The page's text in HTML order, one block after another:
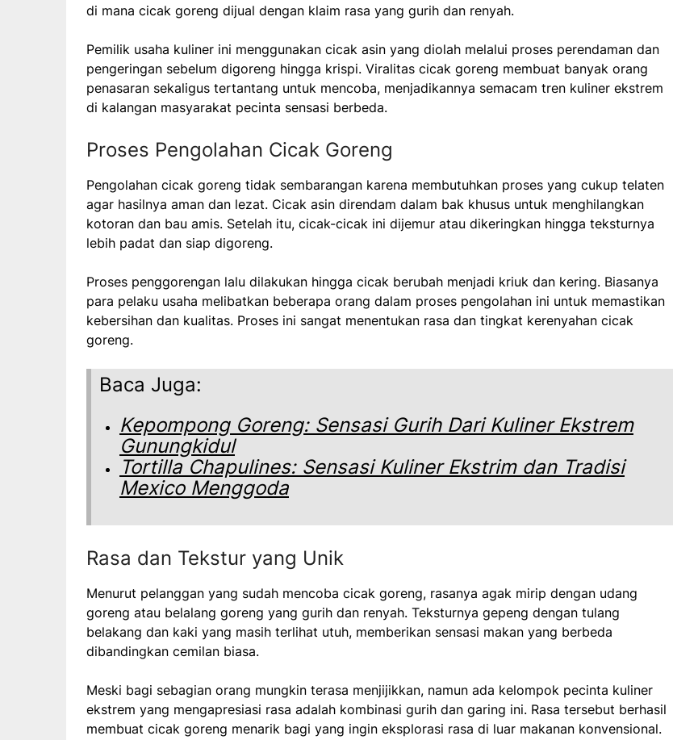
di mana cicak goreng dijual dengan klaim rasa yang gurih dan renyah.
Pemilik usaha kuliner ini menggunakan cicak asin yang diolah melalui proses perendaman dan
pengeringan sebelum digoreng hingga krispi. Viralitas cicak goreng membuat banyak orang
penasaran sekaligus tertantang untuk mencoba, menjadikannya semacam tren kuliner ekstrem
di kalangan masyarakat pecinta sensasi berbeda.
Proses Pengolahan Cicak Goreng
Pengolahan cicak goreng tidak sembarangan karena membutuhkan proses yang cukup telaten
agar hasilnya aman dan lezat. Cicak asin direndam dalam bak khusus untuk menghilangkan
kotoran dan bau amis. Setelah itu, cicak-cicak ini dijemur atau dikeringkan hingga teksturnya
lebih padat dan siap digoreng.
Proses penggorengan lalu dilakukan hingga cicak berubah menjadi kriuk dan kering. Biasanya
para pelaku usaha melibatkan beberapa orang dalam proses pengolahan ini untuk memastikan
kebersihan dan kualitas. Proses ini sangat menentukan rasa dan tingkat kerenyahan cicak
goreng.
Baca Juga:
Kepompong Goreng: Sensasi Gurih Dari Kuliner Ekstrem
Gunungkidul
Tortilla Chapulines: Sensasi Kuliner Ekstrim dan Tradisi
Mexico Menggoda
Rasa dan Tekstur yang Unik
Menurut pelanggan yang sudah mencoba cicak goreng, rasanya agak mirip dengan udang
goreng atau belalang goreng yang gurih dan renyah. Teksturnya gepeng dengan tulang
belakang dan kaki yang masih terlihat utuh, memberikan sensasi makan yang berbeda
dibandingkan cemilan biasa.
Meski bagi sebagian orang mungkin terasa menjijikkan, namun ada kelompok pecinta kuliner
ekstrem yang mengapresiasi rasa adalah kombinasi gurih dan garing ini. Rasa tersebut berhasil
membuat cicak goreng menarik bagi yang ingin eksplorasi rasa di luar makanan konvensional.